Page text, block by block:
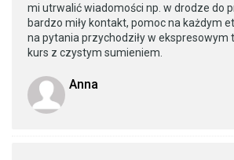
mi utrwalić wiadomości np. w drodze do
bardzo miły kontakt, pomoc na każdym
na pytania przychodziły w ekspresowym
kurs z czystym sumieniem.
Anna